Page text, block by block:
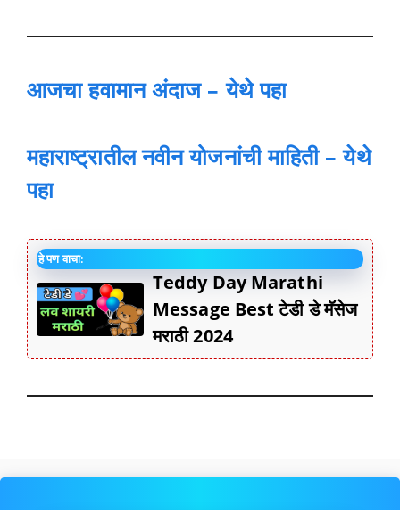
आजचा हवामान अंदाज – येथे पहा
महाराष्ट्रातील नवीन योजनांची माहिती – येथे
पहा
हे पण वाचा:
Teddy Day Marathi
Message Best टेडी डे मॅसेज
मराठी 2024